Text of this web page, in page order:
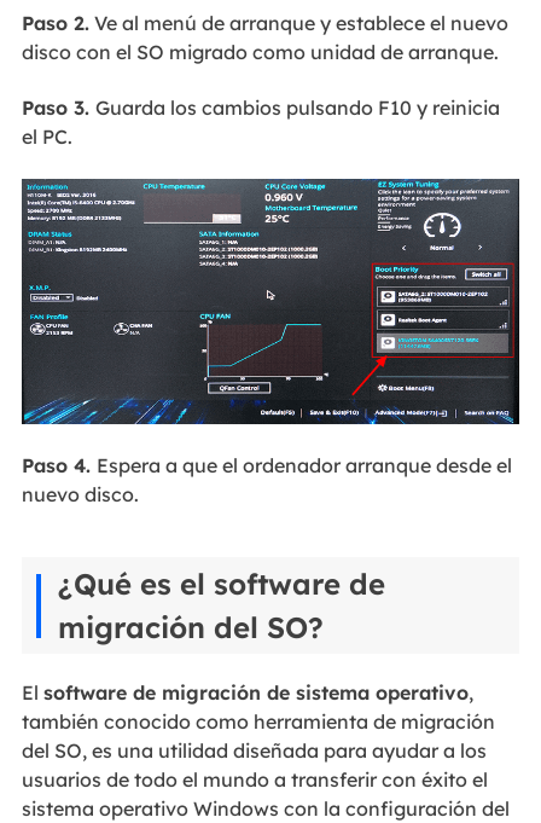
Paso 2.Ve al menú de arranque y establece el nuevo
disco con el SO migrado como unidad de arranque.
Paso 3. Guarda los cambios pulsando F10 y reinicia
el PC.
Paso 4. Espera a que el ordenador arranque desde el
nuevo disco.
¿Qué es el software de
migración del SO?
El software de migración de sistema operativo,
también conocido como herramienta de migración
del SO, es una utilidad diseñada para ayudar a los
usuarios de todo el mundo a transferir con éxito el
sistema operativo Windows con la configuración del